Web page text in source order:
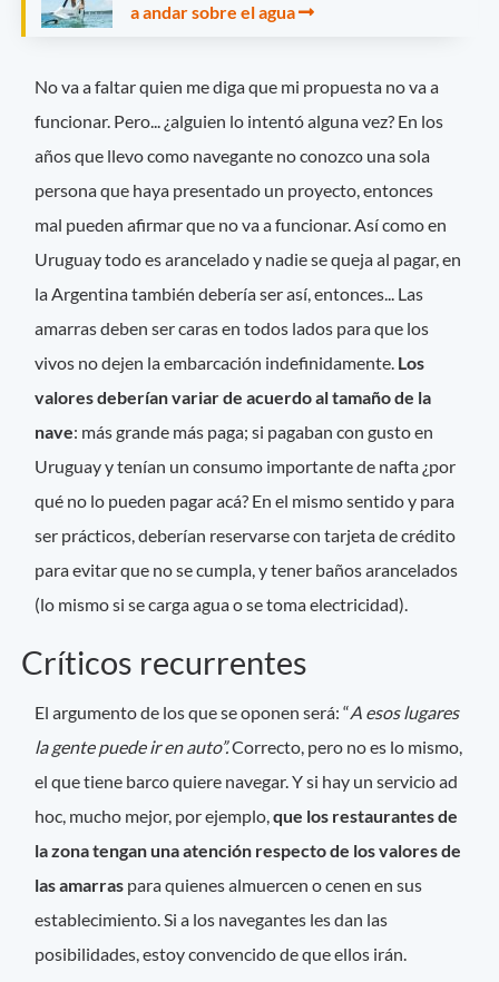
a andar sobre el agua
No va a faltar quien me diga que mi propuesta no va a
funcionar. Pero... ¿alguien lo intentó alguna vez? En los
años que llevo como navegante no conozco una sola
persona que haya presentado un proyecto, entonces
mal pueden afirmar que no va a funcionar. Así como en
Uruguay todo es arancelado y nadie se queja al pagar, en
la Argentina también debería ser así, entonces... Las
amarras deben ser caras en todos lados para que los
vivos no dejen la embarcación indefinidamente. Los
valores deberían variar de acuerdo al tamaño de la
nave: más grande más paga; si pagaban con gusto en
Uruguay y tenían un consumo importante de nafta ¿por
qué no lo pueden pagar acá? En el mismo sentido y para
ser prácticos, deberían reservarse con tarjeta de crédito
para evitar que no se cumpla, y tener baños arancelados
(lo mismo si se carga agua o se toma electricidad).
Críticos recurrentes
El argumento de los que se oponen será: “A esos lugares
la gente puede ir en auto”.Correcto, pero no es lo mismo,
el que tiene barco quiere navegar. Y si hay un servicio ad
hoc, mucho mejor, por ejemplo,que los restaurantes de
la zona tengan una atención respecto de los valores de
las amarras para quienes almuercen o cenen en sus
establecimiento. Si a los navegantes les dan las
posibilidades, estoy convencido de que ellos irán.